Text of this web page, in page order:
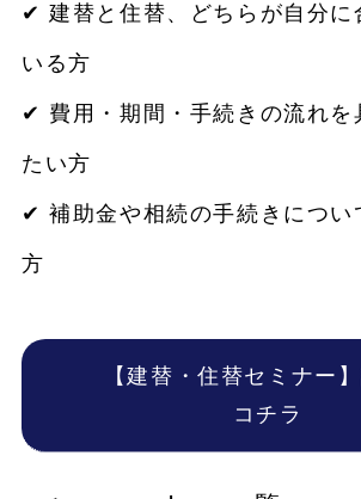
✔ 建替と住替、どちらが自分に
いる方
✔ 費用・期間・手続きの流れを
たい方
✔ 補助金や相続の手続きについ
方
【建替・住替セミナー
コチラ